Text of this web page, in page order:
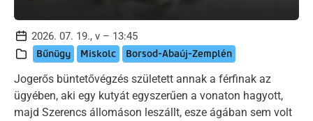
2026. 07. 19., v – 13:45
Bűnügy Miskolc Borsod-Abaúj-Zemplén
Jogerős büntetővégzés született annak a férfinak az
ügyében, aki egy kutyát egyszerűen a vonaton hagyott,
majd Szerencs állomáson leszállt, esze ágában sem volt